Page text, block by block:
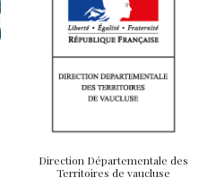
Direction Départementale des
Territoires de vaucluse